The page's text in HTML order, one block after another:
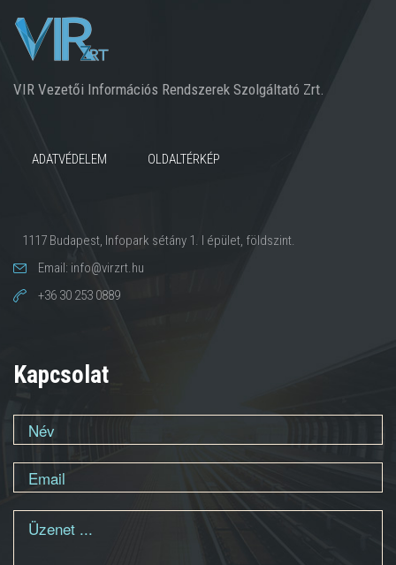
VIR Vezetői Információs Rendszerek Szolgáltató Zrt.
ADATVÉDELEM OLDALTÉRKÉP
1117 Budapest, Infopark sétány 1. I épület, földszint.
Email: info@virzrt.hu
+36 30 253 0889
Kapcsolat